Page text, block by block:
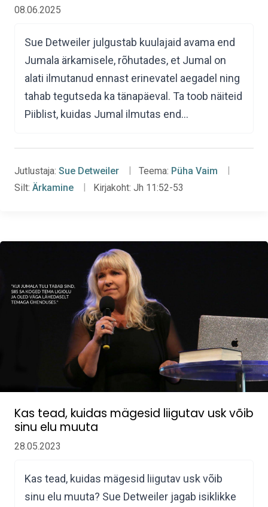
08.06.2025
Sue Detweiler julgustab kuulajaid avama end
Jumala ärkamisele, rõhutades, et Jumal on
alati ilmutanud ennast erinevatel aegadel ning
tahab tegutseda ka tänapäeval. Ta toob näiteid
Piiblist, kuidas Jumal ilmutas end…
Jutlustaja: Sue Detweiler Teema: Püha Vaim
Silt: Ärkamine Kirjakoht: Jh 11:52-53
Kas tead, kuidas mägesid liigutav usk võib
sinu elu muuta
28.05.2023
Kas tead, kuidas mägesid liigutav usk võib
sinu elu muuta? Sue Detweiler jagab isiklikke